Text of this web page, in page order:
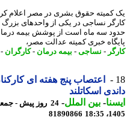
حقوق بشری در مصر اعلام کرد:
نساجی در یکی از واحدهای بزرگ این
سه ماه است از پوشش بیمه درمان
خبری کمیته عدالت مصر،
- نساجی-بیمه درمان -کارگران-
اعتصاب پنج هفته ای کارکنان
اسکاتلند
-بین الملل-
81890866